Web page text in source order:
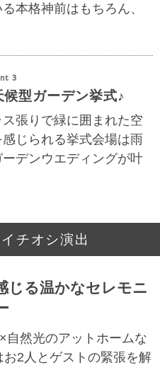
本格神前はもちろん、
3
型ガーデン挙式♪
張りで緑に囲まれた空
じられる挙式会場は雨
デンウエディングが叶
チオシ演出
じる温かなセレモニ
自然光のアットホームな
お2人とゲストの緊張を解